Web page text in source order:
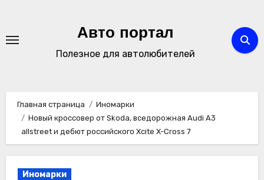
содержимому
Авто портал
Полезное для автолюбителей
Главная страница
Иномарки
Новый кроссовер от Skoda, вседорожная Audi A3
allstreet и дебют российского Xcite X-Cross 7
Иномарки